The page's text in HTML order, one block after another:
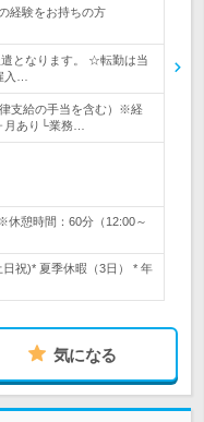
経験をお持ちの方
となります。 ☆転勤は当
入…
律支給の手当を含む）※経
月あり└業務…
憩時間：60分（12:00～
祝)* 夏季休暇（3日） * 年
気になる